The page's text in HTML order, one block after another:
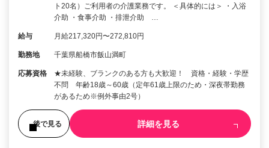
ト20名）ご利用者の介護業務です。 ＜具体的には＞ ・入浴
介助 ・食事介助 ・排泄介助 …
給与 月給217,320円〜272,810円
勤務地 千葉県船橋市飯山満町
応募資格
★未経験、ブランクのある方も大歓迎！ 資格・経験・学歴
不問 年齢18歳～60歳（定年61歳上限のため・深夜帯勤務
があるため※例外事由2号）
後で見る 詳細を見る